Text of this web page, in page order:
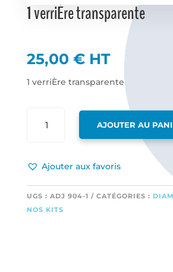
1 verriÈre transparente
25,00 € HT
1 verriÈre transparente
TRANSPARENTE
AJOUTER AU
Ajouter aux favoris
UGS : ADJ 904-1 CATÉGORIES :
NOS KITS